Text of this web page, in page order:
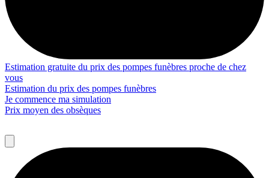
Estimation gratuite du prix des pompes funèbres proche de chez
vous
Estimation du prix des pompes funèbres
Je commence ma simulation
Prix moyen des obsèques